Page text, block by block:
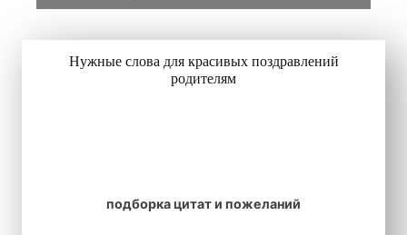
Нужные слова для красивых поздравлений
родителям
подборка цитат и пожеланий